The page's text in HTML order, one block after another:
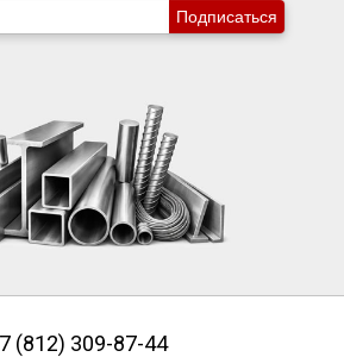
Подписаться
(812) 309-87-44